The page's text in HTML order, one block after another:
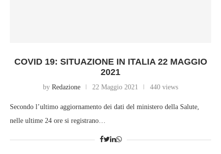
COVID 19: SITUAZIONE IN ITALIA 22 MAGGIO
2021
by Redazione 22 Maggio 2021 440 views
Secondo l’ultimo aggiornamento dei dati del ministero della Salute,
nelle ultime 24 ore si registrano…